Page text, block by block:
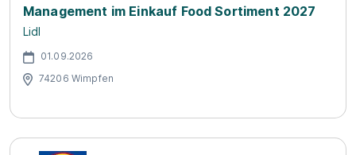
Management im Einkauf Food Sortiment 2027
Lidl
01.09.2026
74206 Wimpfen